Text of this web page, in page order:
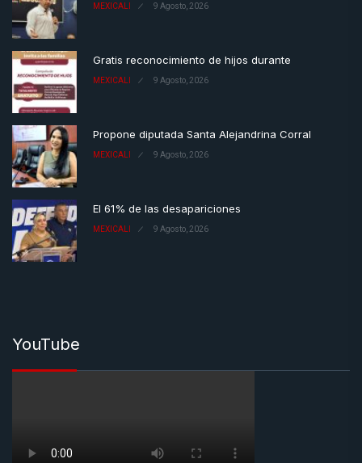
MEXICALI 9 Agosto, 2026
Gratis reconocimiento de hijos durante
MEXICALI 9 Agosto, 2026
Propone diputada Santa Alejandrina Corral
MEXICALI 9 Agosto, 2026
El 61% de las desapariciones
MEXICALI 9 Agosto, 2026
YouTube